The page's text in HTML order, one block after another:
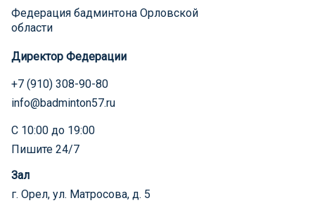
Федерация бадминтона Орловской
области
Директор Федерации
+7 (910) 308-90-80
info@badminton57.ru
С 10:00 до 19:00
Пишите 24/7
Зал
г. Орел, ул. Матросова, д. 5